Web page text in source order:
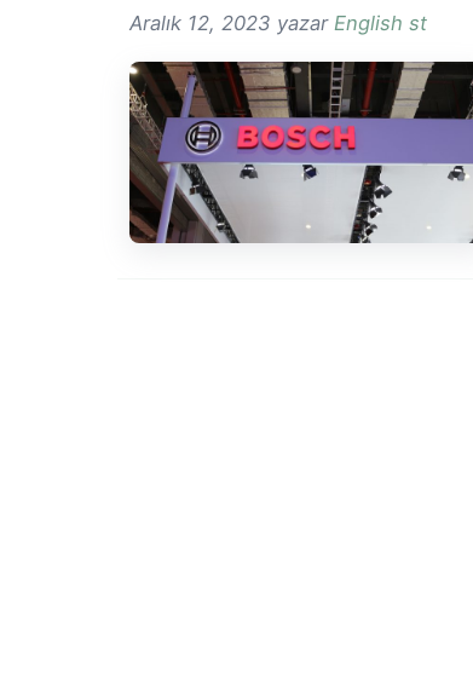
Aralık 12, 2023 yazar English st